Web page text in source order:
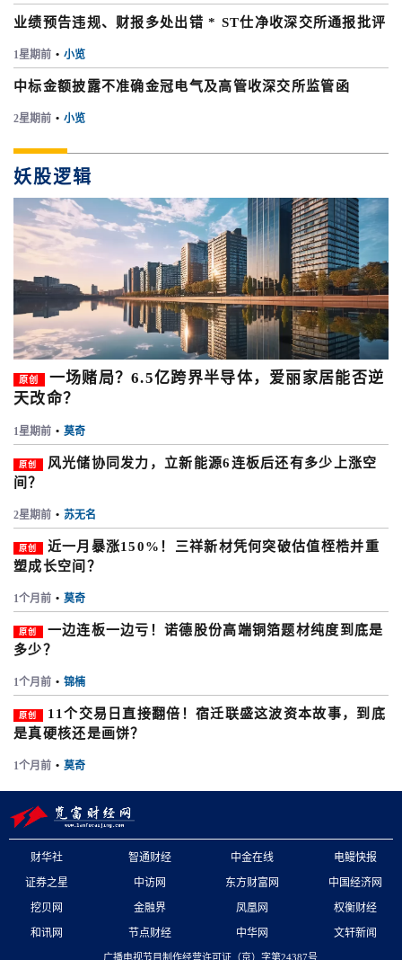
业绩预告违规、财报多处出错 * ST仕净收深交所通报批评
1星期前 • 小览
中标金额披露不准确金冠电气及高管收深交所监管函
2星期前 • 小览
妖股逻辑
原创
一场赌局？6.5亿跨界半导体，爱丽家居能否逆
天改命？
1星期前 • 莫奇
原创
风光储协同发力，立新能源6连板后还有多少上涨空
间？
2星期前 • 苏无名
原创
近一月暴涨150%！三祥新材凭何突破估值桎梏并重
塑成长空间？
1个月前 • 莫奇
原创
一边连板一边亏！诺德股份高端铜箔题材纯度到底是
多少？
1个月前 • 锦楠
原创
11个交易日直接翻倍！宿迁联盛这波资本故事，到底
是真硬核还是画饼？
1个月前 • 莫奇
财华社 智通财经 中金在线
电鳗快报
证券之星
中访网 东方财富网
中国经济网
挖贝网
金融界 凤凰网
权衡财经
和讯网
节点财经 中华网 文轩新闻
广播电视节目制作经营许可证（京）字第24387号